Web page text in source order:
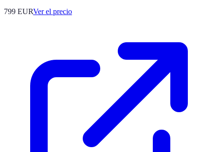
799 EURVer el precio